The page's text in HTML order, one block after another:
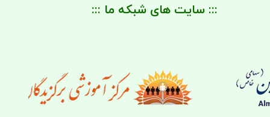
::: سایت های شبکه ما :::